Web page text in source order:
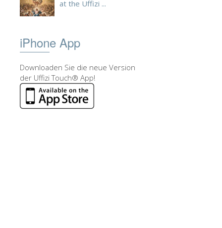
at the Uffizi ...
iPhone App
Downloaden Sie die neue Version
der Uffizi Touch® App!